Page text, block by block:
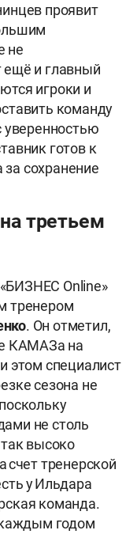
проявит
не
ещё и главный
игроки и
команду
уверенностью
готов к
сохранение
третьем
Online»
тренером
. Он отметил,
КАМАЗа на
этом специалист
сезона не
не столь
высоко
счет тренерской
у Ильдара
команда.
каждым годом